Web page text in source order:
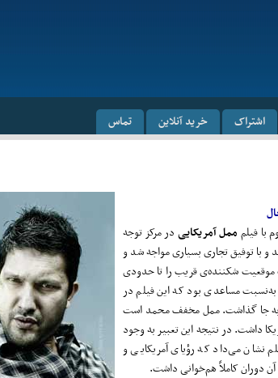
اشتراک خرید آنلاین تماس
با فیلم ممل آمریکایی در مرکز توجه
۱۳۵۳ به نمایش درآمد و با توفیق تجاری بسیاری مواجه شد و
شکننده‌ی قریب را تا حدودی
مساعدی بود که این فیلم در
جا گذاشت. ممل مخفف محمد است
داشت. در نتیجه این تعبیر به وجود
نشان می‌داد که رؤیای آمریکایی و
دوران کاملاً هم‌خوانی داشت.